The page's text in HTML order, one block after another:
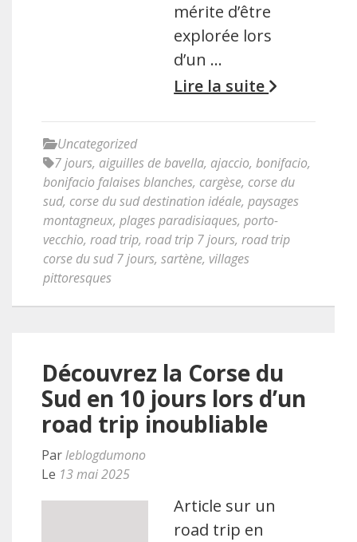
mérite d’être
explorée lors
d’un …
Lire la suite
Uncategorized
7 jours, aiguilles de bavella, ajaccio, bonifacio,
bonifacio falaises blanches, cargèse, corse du
sud, corse du sud destination idéale, paysages
montagneux, plages paradisiaques, porto-
vecchio, road trip, road trip 7 jours, road trip
corse du sud 7 jours, sartène, villages
pittoresques
Découvrez la Corse du
Sud en 10 jours lors d’un
road trip inoubliable
Parleblogdumono
Le 13 mai 2025
Article sur un
road trip en